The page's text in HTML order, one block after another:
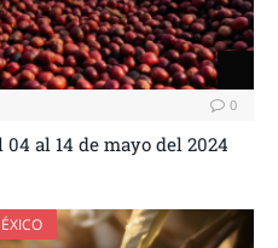
0
al 14 de mayo del 2024